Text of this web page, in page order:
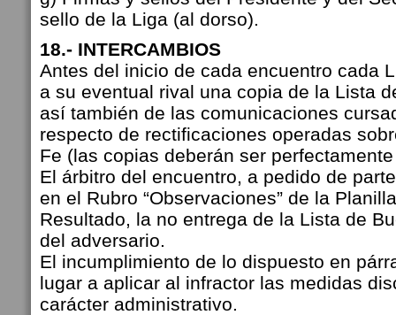
sello de la Liga (al dorso).
18.- INTERCAMBIOS
Antes del inicio de cada encuentro cada
a su eventual rival una copia de la Lista
así también de las comunicaciones
respecto de rectificaciones operadas
Fe (las copias deberán ser
El árbitro del encuentro, a pedido de
en el Rubro “Observaciones” de la
Resultado, la no entrega de la Lista de
del adversario.
El incumplimiento de lo dispuesto en
lugar a aplicar al infractor las medidas
carácter administrativo.